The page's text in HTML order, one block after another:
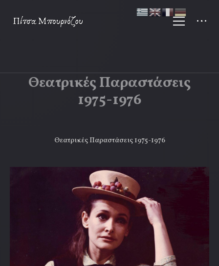
Θεατρικές Παραστάσεις
1975-1976
Θεατρικές Παραστάσεις 1975-1976